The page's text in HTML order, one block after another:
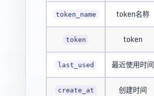
token_name token名称
token token
last_used 最近使用时间
create_at 创建时间